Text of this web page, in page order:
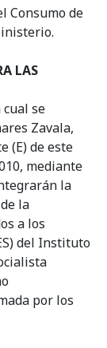
Consumo de
LAS
cual se
Zavala,
(E) de este
mediante
la
la
a los
del Instituto
por los